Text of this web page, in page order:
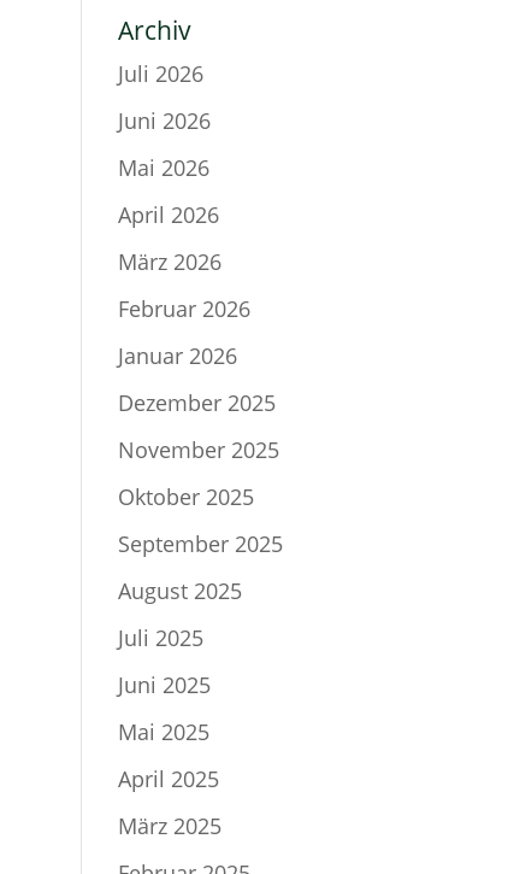
Archiv
Juli 2026
Juni 2026
Mai 2026
April 2026
März 2026
Februar 2026
Januar 2026
Dezember 2025
November 2025
Oktober 2025
September 2025
August 2025
Juli 2025
Juni 2025
Mai 2025
April 2025
März 2025